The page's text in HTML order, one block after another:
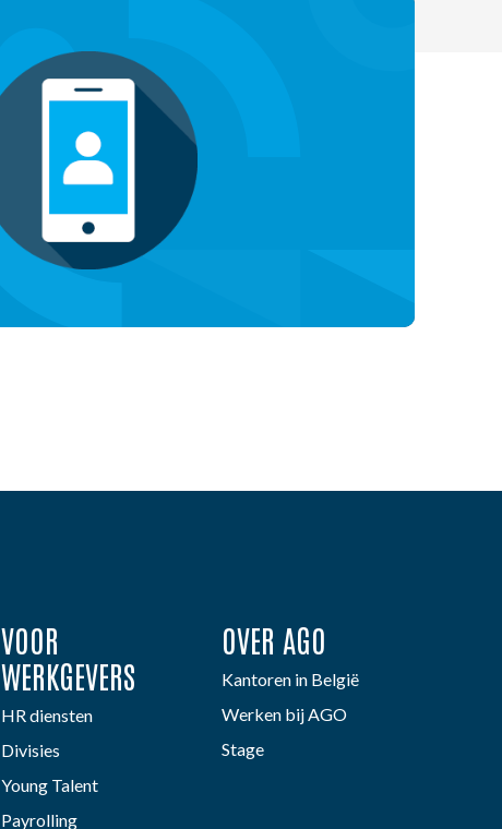
VOOR
WERKGEVERS
HR diensten
Divisies
Young Talent
Payrolling
OVER AGO
Kantoren in België
Werken bij AGO
Stage